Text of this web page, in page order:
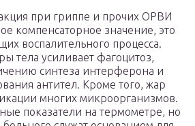
при гриппе и прочих ОРВИ
компенсаторное значение, это
воспалительного процесса.
тела усиливает фагоцитоз,
синтеза интерферона и
антител. Кроме того, жар
многих микроорганизмов.
показатели на термометре, но